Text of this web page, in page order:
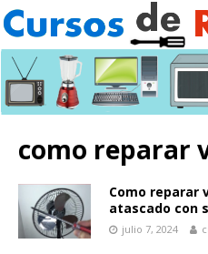
como reparar
Como reparar
atascado con
julio 7, 2024